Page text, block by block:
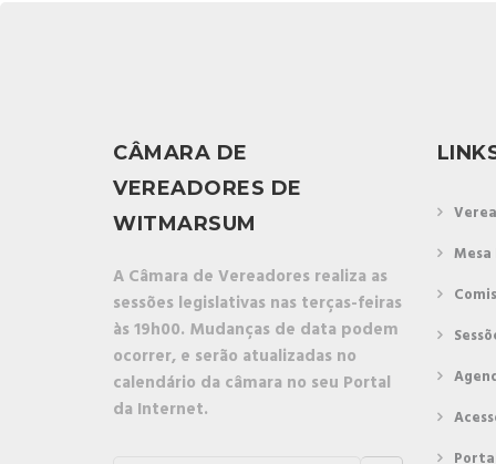
CÂMARA DE
VEREADORES DE
WITMARSUM
A Câmara de Vereadores realiza as
sessões legislativas nas terças-feiras
às 19h00. Mudanças de data podem
ocorrer, e serão atualizadas no
calendário da câmara no seu Portal
da Internet.